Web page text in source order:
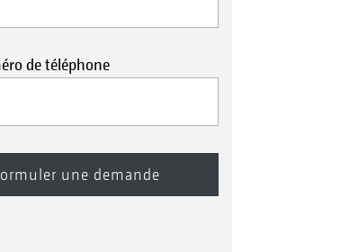
de téléphone